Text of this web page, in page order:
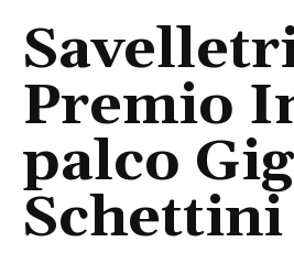
Premio
palco
Schettini